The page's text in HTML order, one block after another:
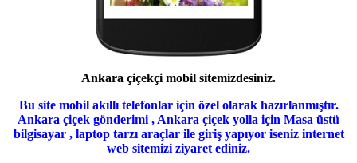
Ankara çiçekçi mobil sitemizdesiniz.
Bu site mobil akıllı telefonlar için özel olarak hazırlanmıştır.
Ankara çiçek gönderimi , Ankara çiçek yolla için Masa üstü
bilgisayar , laptop tarzı araçlar ile giriş yapıyor iseniz internet
web sitemizi ziyaret ediniz.